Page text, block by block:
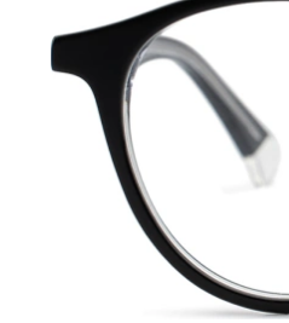
131 mm
Ширина
42 mm
Высота линзы